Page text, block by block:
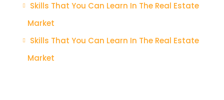
Skills That You Can Learn In The Real Estate
Market
Skills That You Can Learn In The Real Estate
Market